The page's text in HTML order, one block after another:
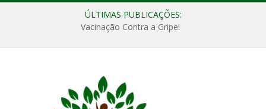
ÚLTIMAS PUBLICAÇÕES:
Vacinação Contra a Gripe!